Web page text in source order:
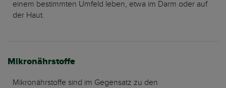
einem bestimmten Umfeld leben, etwa im Darm oder auf
der Haut.
Mikronährstoffe
Mikronährstoffe sind im Gegensatz zu den